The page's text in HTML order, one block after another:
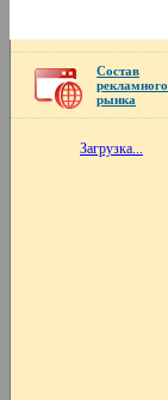
Состав
рекламного
рынка
Загрузка...